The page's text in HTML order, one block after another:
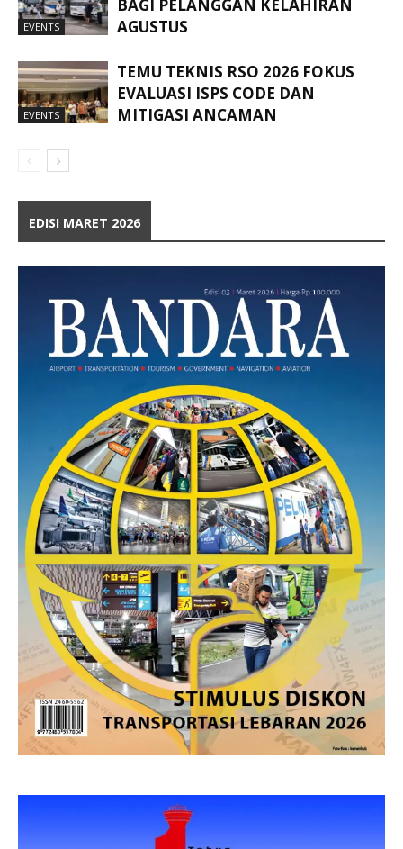
EVENTS
BAGI PELANGGAN KELAHIRAN
AGUSTUS
EVENTS
TEMU TEKNIS RSO 2026 FOKUS
EVALUASI ISPS CODE DAN
MITIGASI ANCAMAN
EDISI MARET 2026